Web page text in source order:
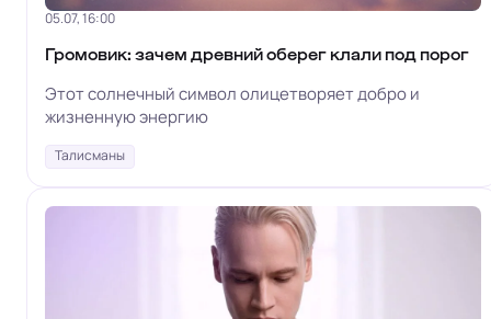
05.07, 16:00
Громовик: зачем древний оберег клали под порог
Этот солнечный символ олицетворяет добро и
жизненную энергию
Талисманы